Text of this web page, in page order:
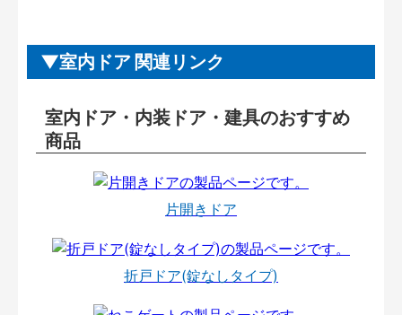
室内ドア 関連リンク
室内ドア・内装ドア・建具のおすすめ
商品
片開きドア
折戸ドア(錠なしタイプ)